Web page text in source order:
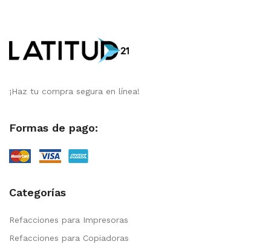
¡Haz tu compra segura en línea!
Formas de pago:
Categorías
Refacciones para Impresoras
Refacciones para Copiadoras